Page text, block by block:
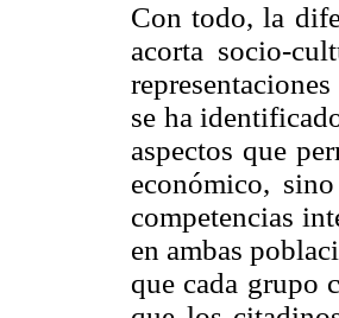
Con todo, la
acorta socio-
se ha
aspectos que
económico,
competencias
en ambas
que cada grupo